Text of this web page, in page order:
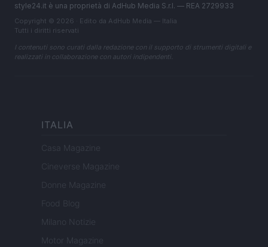
style24.it è una proprietà di AdHub Media S.r.l. — REA 2729933
Copyright © 2026 · Edito da AdHub Media — Italia
Tutti i diritti riservati
I contenuti sono curati dalla redazione con il supporto di strumenti digitali e
realizzati in collaborazione con autori indipendenti.
ITALIA
Casa Magazine
Cineverse Magazine
Donne Magazine
Food Blog
Milano Notizie
Motor Magazine